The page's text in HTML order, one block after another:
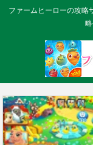
ファームヒーローの攻略